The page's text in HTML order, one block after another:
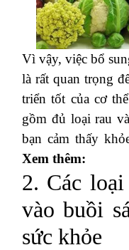
Vì vậy, việc bổ
là rất quan trọng
triển tốt của cơ
gồm đủ loại rau
bạn cảm thấy
Xem thêm:
2. Các
vào buồi
sức khỏe